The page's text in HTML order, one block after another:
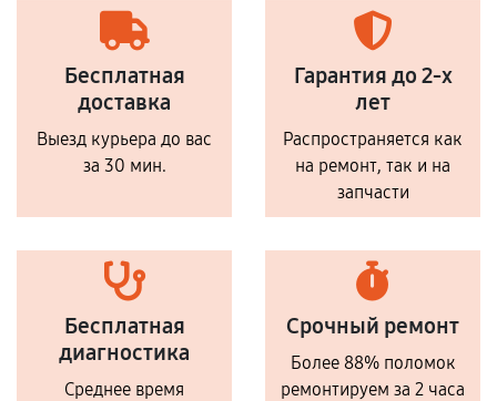
Бесплатная
доставка
Выезд курьера до вас
за 30 мин.
Гарантия до 2-х
лет
Распространяется как
на ремонт, так и на
запчасти
Бесплатная
диагностика
Среднее время
Срочный ремонт
Более 88% поломок
ремонтируем за 2 часа